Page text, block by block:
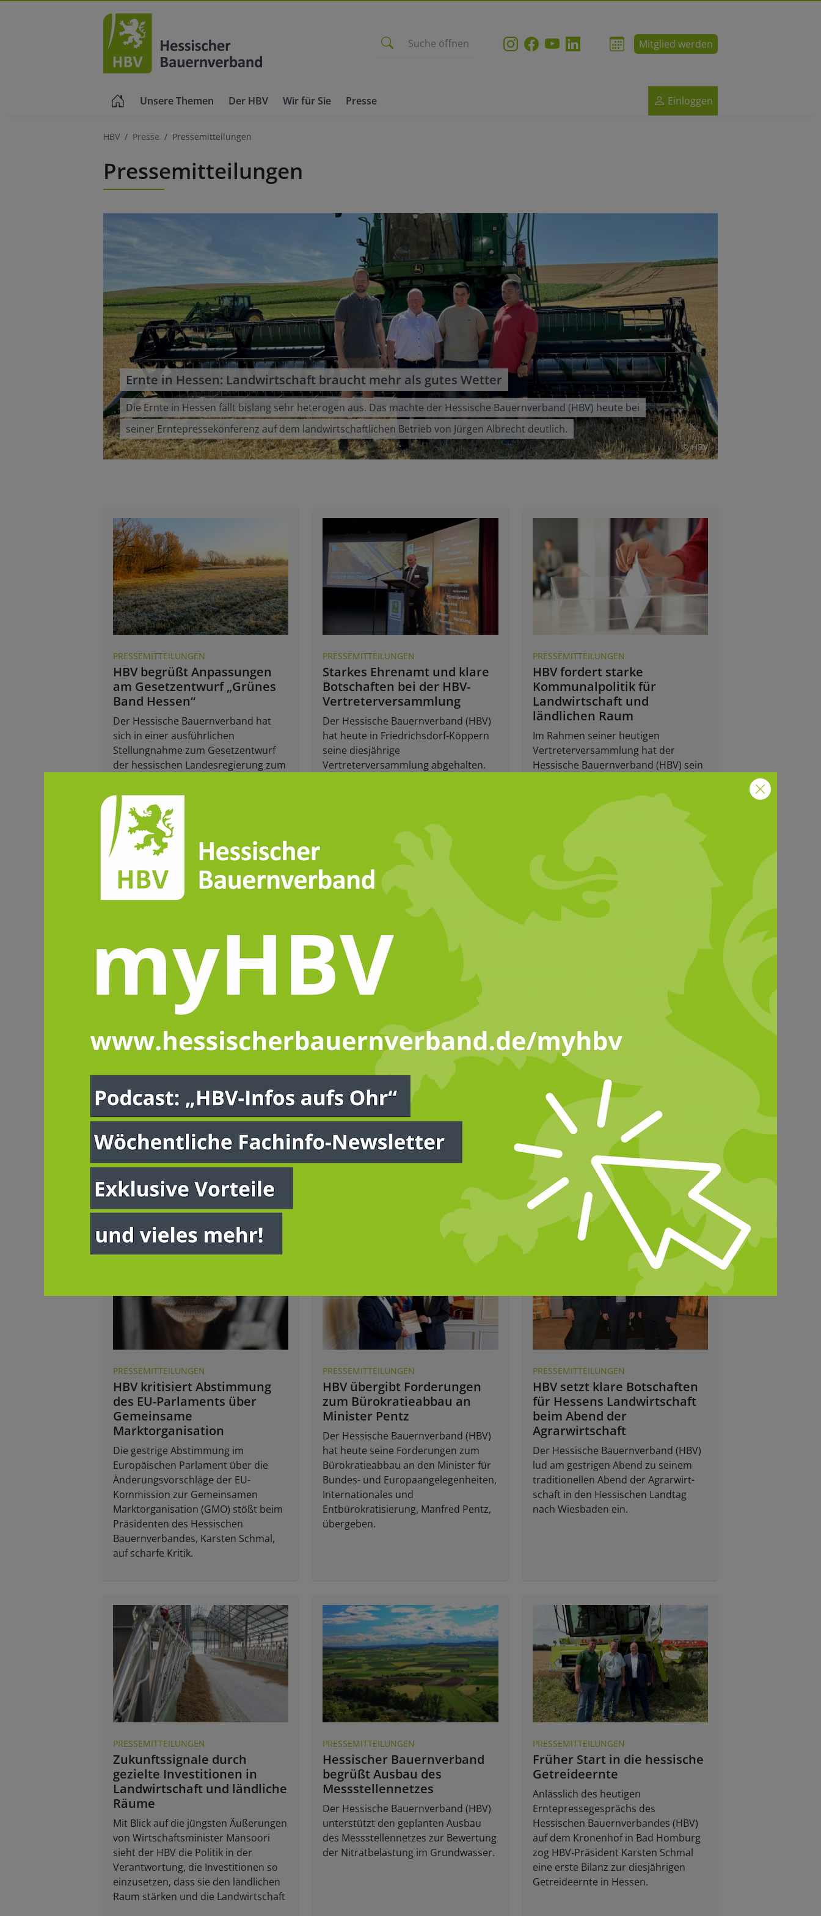
Suche öffnen Mitglied werden
Einloggen
Unsere Themen Der HBV Wir für Sie Presse
HBV Presse Pressemitteilungen
Pressemitteilungen
© HBV
Ernte in Hessen: Landwirtschaft braucht mehr als gutes Wetter
Die Ernte in Hessen fällt bislang sehr heterogen aus. Das machte der Hessische Bauernverband (HBV) heute bei
seiner Erntepressekonferenz auf dem landwirtschaftlichen Betrieb von Jürgen Albrecht deutlich.
PRESSEMITTEILUNGEN
HBV begrüßt Anpassungen
am Gesetzentwurf „Grünes
Band Hessen“
Der Hessische Bauernverband hat
sich in einer ausführlichen
Stellungnahme zum Gesetzentwurf
der hessischen Landesregierung zum
PRESSEMITTEILUNGEN
Starkes Ehrenamt und klare
Botschaften bei der HBV-
Vertreterversammlung
Der Hessische Bauernverband (HBV)
hat heute in Friedrichsdorf-Köppern
seine diesjährige
Vertreterversammlung abgehalten.
PRESSEMITTEILUNGEN
HBV fordert starke
Kommunalpolitik für
Landwirtschaft und
ländlichen Raum
Im Rahmen seiner heutigen
Vertreterversammlung hat der
Hessische Bauernverband (HBV) sein
2026 in Hessen veröffentlicht.
PRESSEMITTEILUNGEN
Tag der landwirtschaftlichen
Ausbildung 2025:
Landwirtschaft ist eine
Zukunftsbranche!
Wartenberg wurde am Freitag der
Tag der landwirtschaftlichen
Ausbildung 2025 begangen.
PRESSEMITTEILUNGEN
7,4 Milliarden Euro
Sondervermögen für Hessen.
HBV mahnt: Landwirtschaft
und der ländliche Raum
dürfen nicht vergessen
werden
Der Hessische Bauernverband (HBV)
erklärt, dass die Politik jetzt gefordert
ist, die bereitgestellten
Investitionsmittel so einzusetzen,
dass sie dem ländlichen Raum
zugutekommen und die
Landeserntedankfest 2025:
Dankbarkeit, Verantwortung
und Ausblick auf die Zukunft
der Landwirtschaft
Am Sonntag feierte der Hessische
Bauernverband (HBV) sein
traditionelles Landeserntedankfest
auf dem Betrieb der Familie Wagner
in Hünfelden-Dauborn und zeigte,
dass Erntedank nicht nur Ausdruck
der Dankbarkeit ist, sondern auch
des Bewusstseins für Verantwortung
und Zukunft.
PRESSEMITTEILUNGEN
HBV kritisiert Abstimmung
des EU-Parlaments über
Gemeinsame
Marktorganisation
Die gestrige Abstimmung im
Europäischen Parlament über die
Änderungsvorschläge der EU-
Kommission zur Gemeinsamen
Marktorganisation (GMO) stößt beim
Präsidenten des Hessischen
Bauernverbandes, Karsten Schmal,
auf scharfe Kritik.
PRESSEMITTEILUNGEN
HBV übergibt Forderungen
zum Bürokratieabbau an
Minister Pentz
Der Hessische Bauernverband (HBV)
hat heute seine Forderungen zum
Bürokratieabbau an den Minister für
Bundes- und Europaangelegenheiten,
Internationales und
Entbürokratisierung, Manfred Pentz,
übergeben.
PRESSEMITTEILUNGEN
HBV setzt klare Botschaften
für Hessens Landwirtschaft
beim Abend der
Agrarwirtschaft
Der Hessische Bauernverband (HBV)
lud am gestrigen Abend zu seinem
traditionellen Abend der Agrarwirt-
schaft in den Hessischen Landtag
nach Wiesbaden ein.
PRESSEMITTEILUNGEN
Zukunftssignale durch
gezielte Investitionen in
Landwirtschaft und ländliche
Räume
Mit Blick auf die jüngsten Äußerungen
von Wirtschaftsminister Mansoori
sieht der HBV die Politik in der
Verantwortung, die Investitionen so
einzusetzen, dass sie den ländlichen
Raum stärken und die Landwirtschaft
PRESSEMITTEILUNGEN
Hessischer Bauernverband
begrüßt Ausbau des
Messstellennetzes
Der Hessische Bauernverband (HBV)
unterstützt den geplanten Ausbau
des Messstellennetzes zur Bewertung
der Nitratbelastung im Grundwasser.
PRESSEMITTEILUNGEN
Früher Start in die hessische
Getreideernte
Anlässlich des heutigen
Erntepressegesprächs des
Hessischen Bauernverbandes (HBV)
auf dem Kronenhof in Bad Homburg
zog HBV-Präsident Karsten Schmal
eine erste Bilanz zur diesjährigen
Getreideernte in Hessen.